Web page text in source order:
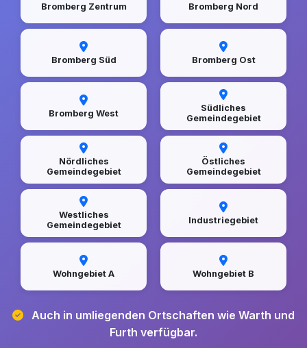
Bromberg Zentrum Bromberg Nord
Bromberg Süd Bromberg Ost
Bromberg West
Südliches
Gemeindegebiet
Nördliches
Gemeindegebiet
Östliches
Gemeindegebiet
Westliches
Gemeindegebiet
Industriegebiet
Wohngebiet A Wohngebiet B
Auch in umliegenden Ortschaften wie Warth und
Furth verfügbar.